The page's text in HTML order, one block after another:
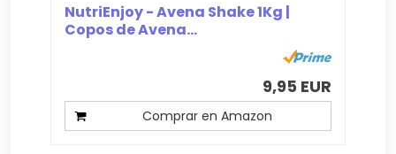
NutriEnjoy - Avena Shake 1Kg |
Copos de Avena...
9,95 EUR
Comprar en Amazon